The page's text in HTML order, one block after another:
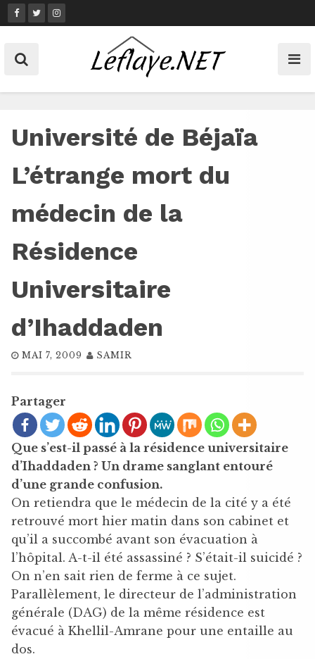
Skip
to
Université de Béjaïa
L’étrange mort du
médecin de la
Résidence
Universitaire
d’Ihaddaden
MAI 7, 2009 SAMIR
Partager
Que s’est-il passé à la résidence universitaire
d’Ihaddaden ? Un drame sanglant entouré
d’une grande confusion.
On retiendra que le médecin de la cité y a été
retrouvé mort hier matin dans son cabinet et
qu’il a succombé avant son évacuation à
l’hôpital. A-t-il été assassiné ? S’était-il suicidé ?
On n’en sait rien de ferme à ce sujet.
Parallèlement, le directeur de l’administration
générale (DAG) de la même résidence est
évacué à Khellil-Amrane pour une entaille au
dos.